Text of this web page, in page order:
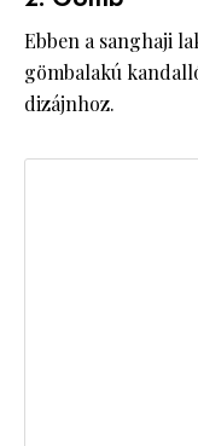
Ebben a sanghaji
gömbalakú
dizájnhoz.